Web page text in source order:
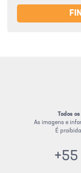
Todos
As imagens e
É